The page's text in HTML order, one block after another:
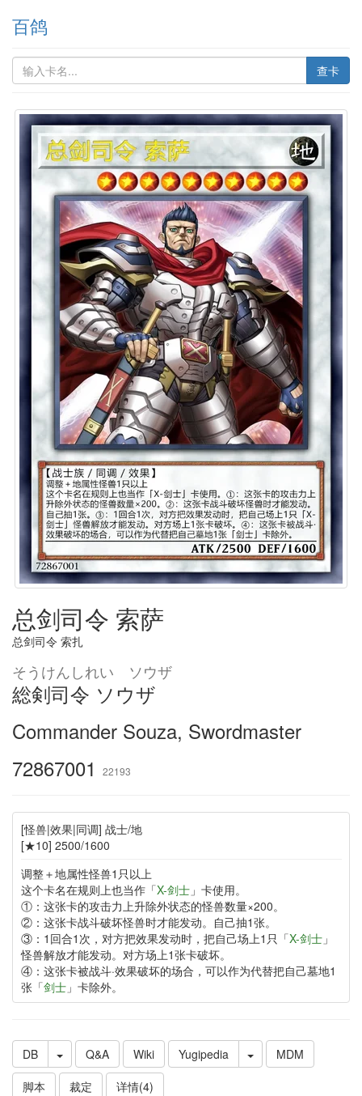
百鸽
查卡
总剑司令 索萨
总剑司令 索扎
そうけんしれい ソウザ
総剣司令 ソウザ
Commander Souza, Swordmaster
72867001
22193
[怪兽|效果|同调] 战士/地
[★10] 2500/1600
调整＋地属性怪兽1只以上
这个卡名在规则上也当作「X-剑士」卡使用。
①：这张卡的攻击力上升除外状态的怪兽数量×200。
②：这张卡战斗破坏怪兽时才能发动。自己抽1张。
③：1回合1次，对方把效果发动时，把自己场上1只「X-剑士」
怪兽解放才能发动。对方场上1张卡破坏。
④：这张卡被战斗·效果破坏的场合，可以作为代替把自己墓地1
张「剑士」卡除外。
DB Q&A Wiki Yugipedia
MDM
脚本
裁定 详情(4)